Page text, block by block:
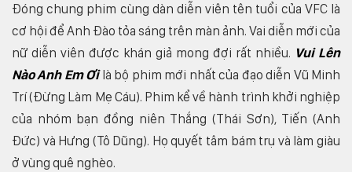
Đóng chung phim cùng dàn diễn viên tên tuổi của VFC là
cơ hội để Anh Đào tỏa sáng trên màn ảnh. Vai diễn mới của
nữ diễn viên được khán giả mong đợi rất nhiều. Vui Lên
Nào Anh Em Ơilà bộ phim mới nhất của đạo diễn Vũ Minh
Trí (Đừng Làm Mẹ Cáu). Phim kể về hành trình khởi nghiệp
của nhóm bạn đồng niên Thắng (Thái Sơn), Tiến (Anh
Đức) và Hưng (Tô Dũng). Họ quyết tâm bám trụ và làm giàu
ở vùng quê nghèo.